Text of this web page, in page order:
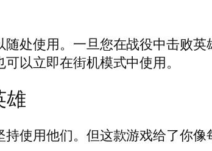
处使用。一旦您在战役中击败
以立即在街机模式中使用。
雄
使用他们。但这款游戏给了你像